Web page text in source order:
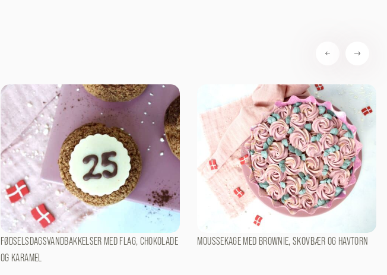
FØDSELSDAGSVANDBAKKELSER MED FLAG, CHOKOLADE
OG KARAMEL
MOUSSEKAGE MED BROWNIE, SKOVBÆR OG HAVTORN